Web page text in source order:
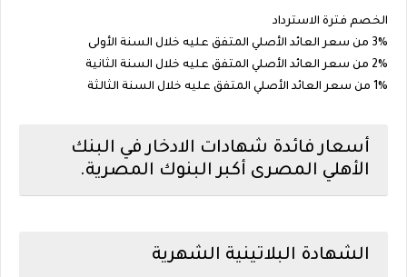
الخصم فترة الاسترداد
3% من سعر العائد الأصلي المتفق عليه
خلال السنة الأولى
2% من سعر العائد الأصلي المتفق عليه
خلال السنة الثانية
1% من سعر العائد الأصلي المتفق عليه
خلال السنة الثالثة
أسعار فائدة شهادات الادخار في البنك
الأهلي المصرى أكبر البنوك المصرية.
الشهادة البلاتينية الشهرية